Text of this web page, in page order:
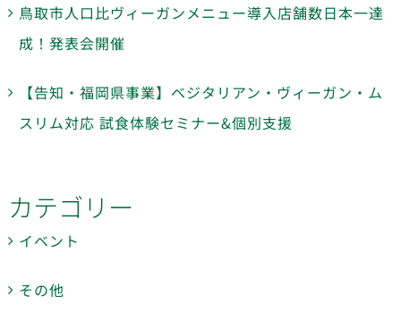
鳥取市人口比ヴィーガンメニュー導入店舗数日本一達
成！発表会開催
【告知・福岡県事業】ベジタリアン・ヴィーガン・ム
スリム対応 試食体験セミナー&個別支援
カテゴリー
イベント
その他